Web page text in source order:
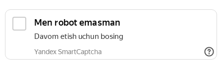
Men robot emasman
Davom etish uchun bosing
Yandex SmartCaptcha